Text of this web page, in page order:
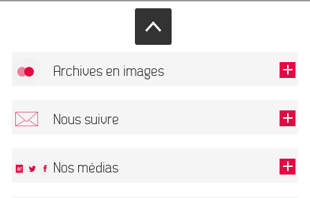
Archives en images
Nous suivre
Nos médias